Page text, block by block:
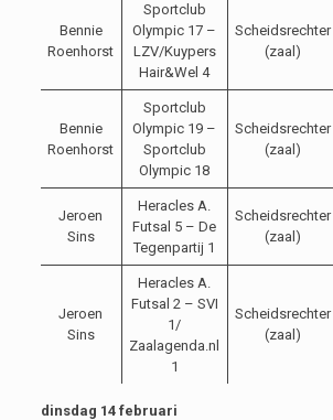
Bennie
Roenhorst
Sportclub
Olympic 17 –
LZV/Kuypers
Hair&Wel 4
Scheidsrechter
(zaal)
Bennie
Roenhorst
Sportclub
Olympic 19 –
Sportclub
Olympic 18
Scheidsrechter
(zaal)
Jeroen
Sins
Heracles A.
Futsal 5 – De
Tegenpartij 1
Scheidsrechter
(zaal)
Jeroen
Sins
Heracles A.
Futsal 2 – SVI
1/
Zaalagenda.nl
1
Scheidsrechter
(zaal)
dinsdag 14 februari